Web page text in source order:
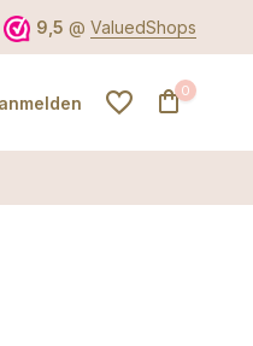
9,5 @ ValuedShops
anmelden
0